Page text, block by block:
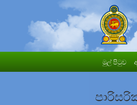
මුල් පිටුව